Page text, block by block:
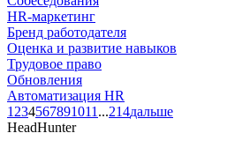
HR-маркетинг
Бренд работодателя
Оценка и развитие навыков
Трудовое право
Обновления
Автоматизация HR
1 234567891011 ...214дальше
HeadHunter